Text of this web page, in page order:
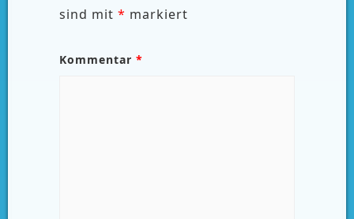
sind mit * markiert
Kommentar *